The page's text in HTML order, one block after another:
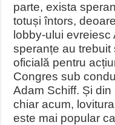
parte, exista
totuși întors,
lobby-ului
speranțe au
oficială pentru
Congres sub
Adam Schiff. Și
chiar acum,
este mai popular